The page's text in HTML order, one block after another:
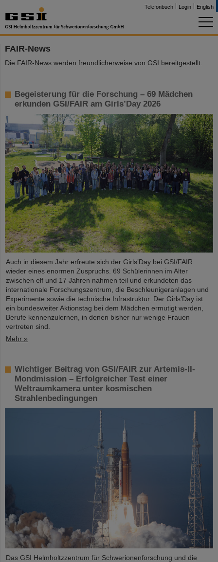
Telefonbuch Login English
FAIR-News
Die FAIR-News werden freundlicherweise von GSI bereitgestellt.
Begeisterung für die Forschung – 69 Mädchen
erkunden GSI/FAIR am Girls’Day 2026
Auch in diesem Jahr erfreute sich der Girls’Day bei GSI/FAIR
wieder eines enormen Zuspruchs. 69 Schülerinnen im Alter
zwischen elf und 17 Jahren nahmen teil und erkundeten das
internationale Forschungszentrum, die Beschleunigeranlagen und
Experimente sowie die technische Infrastruktur. Der Girls’Day ist
ein bundesweiter Aktionstag bei dem Mädchen ermutigt werden,
Berufe kennenzulernen, in denen bisher nur wenige Frauen
vertreten sind.
Mehr »
Wichtiger Beitrag von GSI/FAIR zur Artemis-II-
Mondmission – Erfolgreicher Test einer
Weltraumkamera unter kosmischen
Strahlenbedingungen
Das GSI Helmholtzzentrum für Schwerionenforschung und die